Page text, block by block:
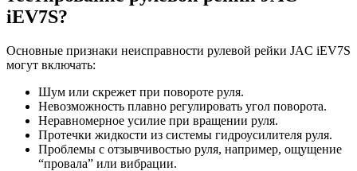
iEV7S?
Основные признаки неисправности рулевой рейки JAC iEV7S
могут включать:
Шум или скрежет при повороте руля.
Невозможность плавно регулировать угол поворота.
Неравномерное усилие при вращении руля.
Протечки жидкости из системы гидроусилителя руля.
Проблемы с отзывчивостью руля, например, ощущение
“провала” или вибрации.